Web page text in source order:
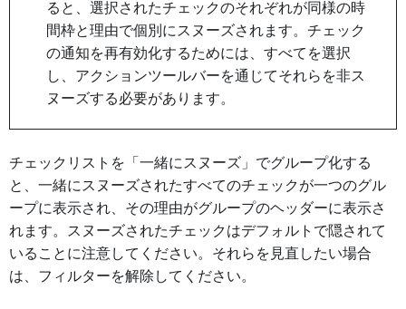
ると、選択されたチェックのそれぞれが同様の時
間枠と理由で個別にスヌーズされます。チェック
の通知を再有効化するためには、すべてを選択
し、アクションツールバーを通じてそれらを非ス
ヌーズする必要があります。
チェックリストを「一緒にスヌーズ」でグループ化する
と、一緒にスヌーズされたすべてのチェックが一つのグル
ープに表示され、その理由がグループのヘッダーに表示さ
れます。スヌーズされたチェックはデフォルトで隠されて
いることに注意してください。それらを見直したい場合
は、フィルターを解除してください。